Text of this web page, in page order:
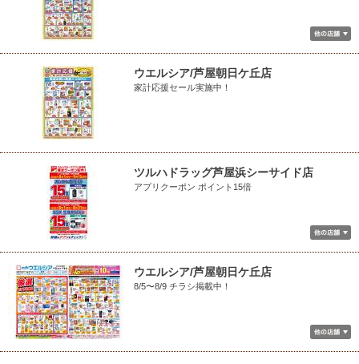
ウエルシア/芦屋朝日ケ丘店
家計応援セール実施中！
ツルハドラッグ芦屋浜シーサイド店
アプリクーポン ポイント15倍
ウエルシア/芦屋朝日ケ丘店
8/5〜8/9 チラシ掲載中！